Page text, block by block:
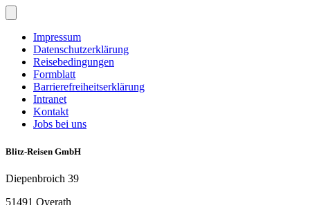
Impressum
Datenschutzerklärung
Reisebedingungen
Formblatt
Barrierefreiheitserklärung
Intranet
Kontakt
Jobs bei uns
Blitz-Reisen GmbH
Diepenbroich 39
51491 Overath